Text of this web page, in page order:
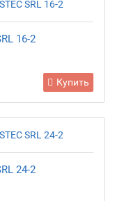
16-2
Купить
24-2